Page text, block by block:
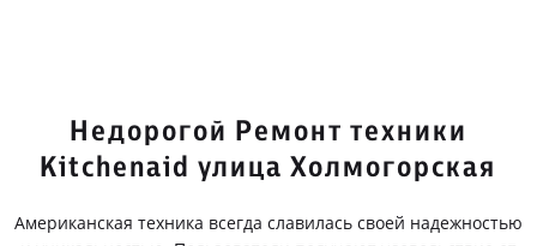
Недорогой Ремонт техники
Kitchenaid улица Холмогорская
Американская техника всегда славилась своей надежностью